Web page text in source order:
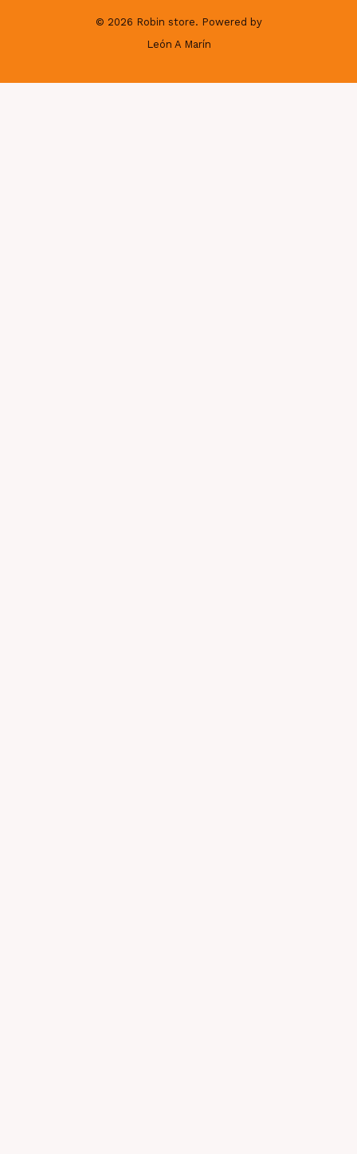
© 2026 Robin store. Powered by
León A Marín